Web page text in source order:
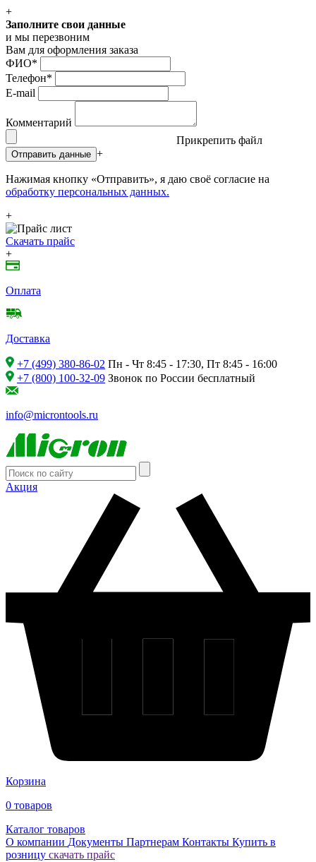
+
Заполните свои данные
и мы перезвоним
Вам для оформления заказа
ФИО*
Телефон*
E-mail
Комментарий
Прикрепить файл
Отправить данные +
Нажимая кнопку «Отправить», я даю своё согласие на
обработку персональных данных.
+
Скачать прайс
+
Оплата
Доставка
+7 (499) 380-86-02 Пн - Чт 8:45 - 17:30, Пт 8:45 - 16:00
+7 (800) 100-32-09 Звонок по России бесплатный
info@microntools.ru
Акция
Корзина
0 товаров
Каталог товаров
О компании Документы Партнерам Контакты Купить в
розницу скачать прайс